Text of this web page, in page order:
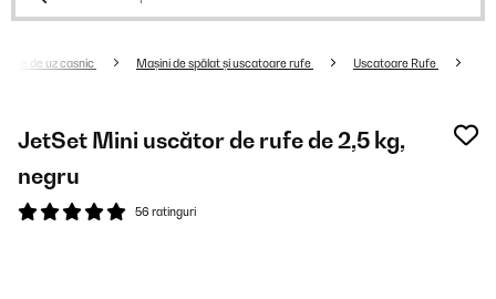
de uz casnic Mașini de spălat și uscatoare rufe Uscatoare Rufe
JetSet Mini uscător de rufe de 2,5 kg,
negru
56 ratinguri